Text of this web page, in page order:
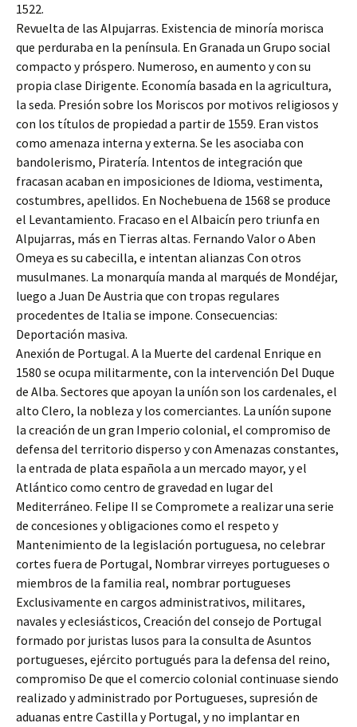
1522.
Revuelta de las Alpujarras. Existencia de minoría morisca
que perduraba en la península. En Granada un Grupo social
compacto y próspero. Numeroso, en aumento y con su
propia clase Dirigente. Economía basada en la agricultura,
la seda. Presión sobre los Moriscos por motivos religiosos y
con los títulos de propiedad a partir de 1559. Eran vistos
como amenaza interna y externa. Se les asociaba con
bandolerismo, Piratería. Intentos de integración que
fracasan acaban en imposiciones de Idioma, vestimenta,
costumbres, apellidos. En Nochebuena de 1568 se produce
el Levantamiento. Fracaso en el Albaicín pero triunfa en
Alpujarras, más en Tierras altas. Fernando Valor o Aben
Omeya es su cabecilla, e intentan alianzas Con otros
musulmanes. La monarquía manda al marqués de Mondéjar,
luego a Juan De Austria que con tropas regulares
procedentes de Italia se impone. Consecuencias:
Deportación masiva.
Anexión de Portugal. A la Muerte del cardenal Enrique en
1580 se ocupa militarmente, con la intervención Del Duque
de Alba. Sectores que apoyan la uníón son los cardenales, el
alto Clero, la nobleza y los comerciantes. La uníón supone
la creación de un gran Imperio colonial, el compromiso de
defensa del territorio disperso y con Amenazas constantes,
la entrada de plata española a un mercado mayor, y el
Atlántico como centro de gravedad en lugar del
Mediterráneo. Felipe II se Compromete a realizar una serie
de concesiones y obligaciones como el respeto y
Mantenimiento de la legislación portuguesa, no celebrar
cortes fuera de Portugal, Nombrar virreyes portugueses o
miembros de la familia real, nombrar portugueses
Exclusivamente en cargos administrativos, militares,
navales y eclesiásticos, Creación del consejo de Portugal
formado por juristas lusos para la consulta de Asuntos
portugueses, ejército portugués para la defensa del reino,
compromiso De que el comercio colonial continuase siendo
realizado y administrado por Portugueses, supresión de
aduanas entre Castilla y Portugal, y no implantar en